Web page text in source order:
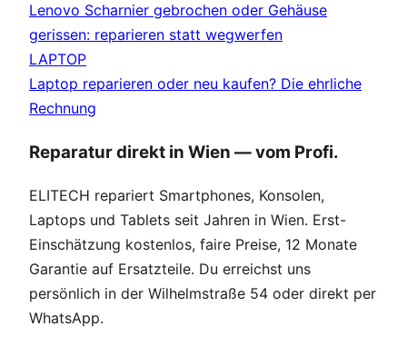
Lenovo Scharnier gebrochen oder Gehäuse
gerissen: reparieren statt wegwerfen
LAPTOP
Laptop reparieren oder neu kaufen? Die ehrliche
Rechnung
Reparatur direkt in Wien — vom Profi.
ELITECH repariert Smartphones, Konsolen,
Laptops und Tablets seit Jahren in Wien. Erst-
Einschätzung kostenlos, faire Preise, 12 Monate
Garantie auf Ersatzteile. Du erreichst uns
persönlich in der Wilhelmstraße 54 oder direkt per
WhatsApp.